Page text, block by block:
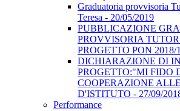
Graduatoria provvisoria
Teresa - 20/05/2019
PUBBLICAZIONE
PROVVISORIA
PROGETTO PON 2018/
DICHIARAZIONE DI
PROGETTO:"MI FIDO
COOPERAZIONE
D'ISTITUTO - 27/09/
Performance